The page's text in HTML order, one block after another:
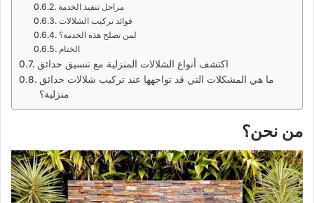
مراحل تنفيذ الخدمة
فوائد تركيب الشلالات
لمن تصلح هذه الخدمة؟
الختام
اكتشف أنواع الشلالات المنزلية مع تنسيق حدائق
ما هي المشكلات التي قد تواجهها عند تركيب شلالات حدائق
منزلية؟
من نحن؟